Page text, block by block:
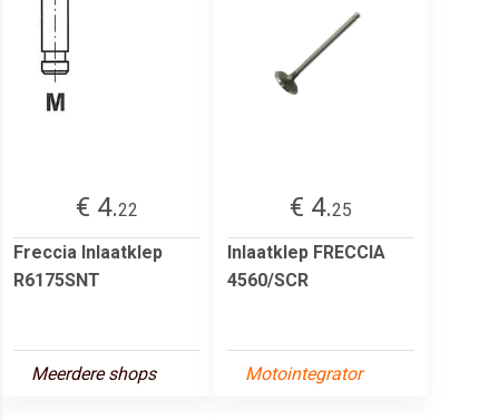
€ 4.22
Freccia Inlaatklep
R6175SNT
Meerdere shops
€ 4.25
Inlaatklep FRECCIA
4560/SCR
Motointegrator